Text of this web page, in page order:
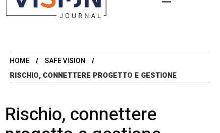
HOME
SAFE VISION
RISCHIO, CONNETTERE PROGETTO E GESTIONE
Rischio, connettere